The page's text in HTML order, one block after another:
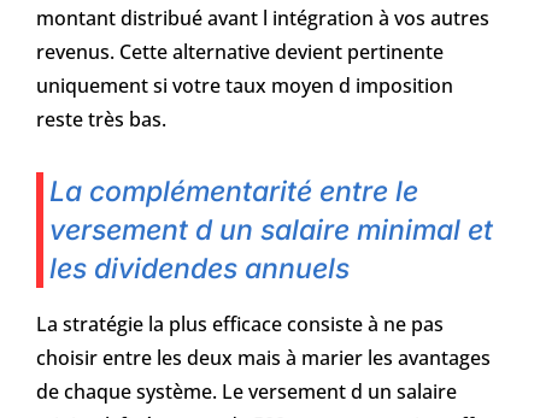
montant distribué avant l intégration à vos autres
revenus. Cette alternative devient pertinente
uniquement si votre taux moyen d imposition
reste très bas.
La complémentarité entre le
versement d un salaire minimal et
les dividendes annuels
La stratégie la plus efficace consiste à ne pas
choisir entre les deux mais à marier les avantages
de chaque système. Le versement d un salaire